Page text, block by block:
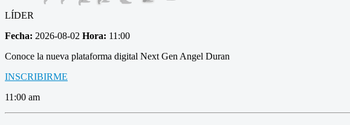
LÍDER
Fecha: 2026-08-02 Hora: 11:00
Conoce la nueva plataforma digital Next Gen Angel Duran
INSCRIBIRME
11:00 am